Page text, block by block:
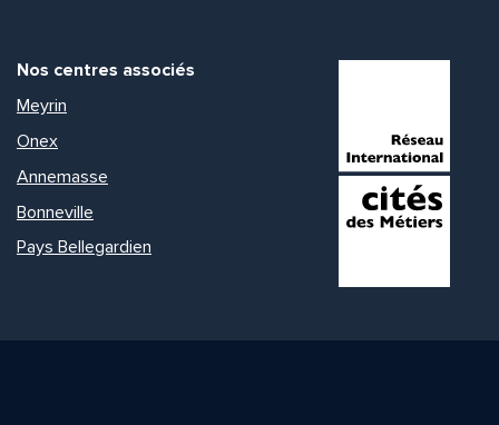
Nos centres associés
Meyrin
Onex
Annemasse
Bonneville
Pays Bellegardien